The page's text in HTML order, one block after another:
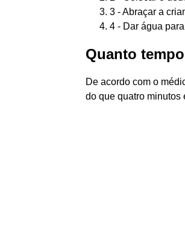
3 - Abraçar a
4 - Dar água
Quanto
De acordo com o
do que quatro minutos